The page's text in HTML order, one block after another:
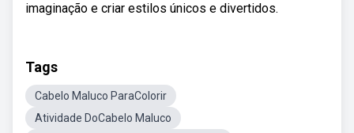
imaginação e criar estilos únicos e divertidos.
Tags
Cabelo Maluco ParaColorir
Atividade DoCabelo Maluco